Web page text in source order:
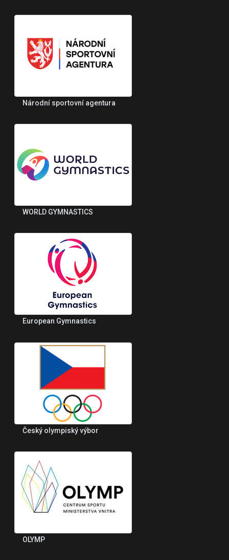
Národní sportovní agentura
WORLD GYMNASTICS
European Gymnastics
Český olympiský výbor
OLYMP